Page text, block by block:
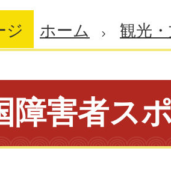
ジ ホーム 観光
障害者ス